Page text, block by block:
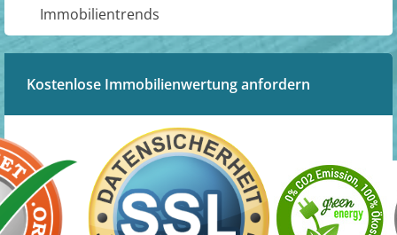
Immobilientrends
Kostenlose Immobilienwertung anfordern